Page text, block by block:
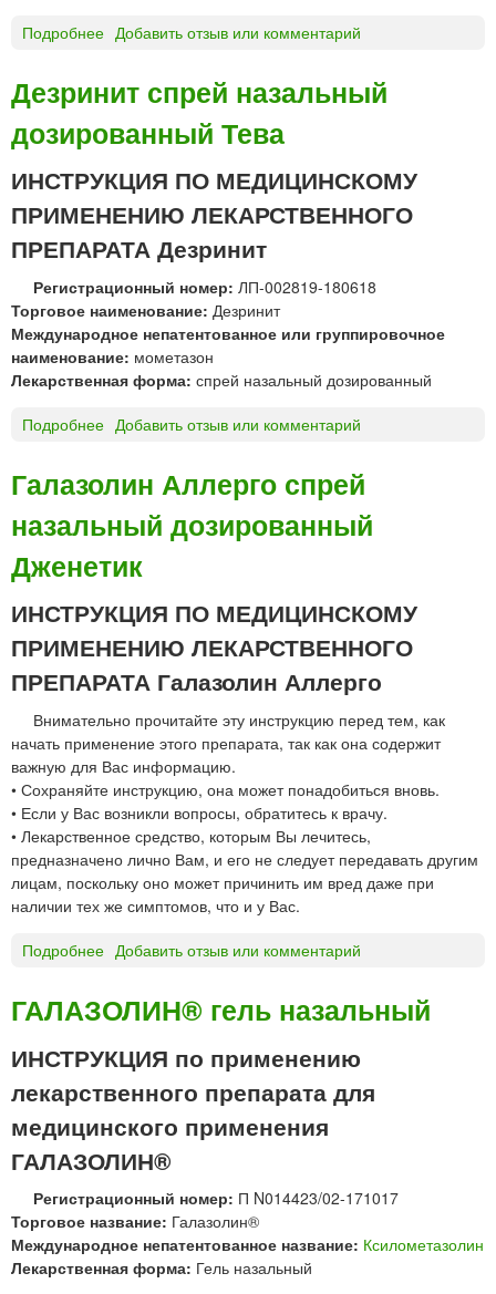
ш
д
л
я
н
г
л
я
ц
и
й
Подробнее
Я
Н
О
С
®
с
п
р
е
й
н
а
з
ы
й
,
к
п
л
и
н
з
а
л
ь
н
ы
е
д
л
т
й
Добавить отзыв или комментарий
Дезринит спрей назальный
дозированный Тева
ИНСТРУКЦИЯ ПО МЕДИЦИНСКОМУ
ПРИМЕНЕНИЮ ЛЕКАРСТВЕННОГО
ПРЕПАРАТА Дезринит
Регистрационный номер: ЛП-002819-180618
Торговое наименование: Дезринит
Международное непатентованное или группировочное
наименование: мометазон
Лекарственная форма: спрей назальный дозированный
Подробнее
з
р
и
н
т
п
р
й
н
а
з
а
л
ь
н
ы
з
и
р
о
в
а
н
й
е
Добавить отзыв или комментарий
Галазолин Аллерго спрей
назальный дозированный
Дженетик
ИНСТРУКЦИЯ ПО МЕДИЦИНСКОМУ
ПРИМЕНЕНИЮ ЛЕКАРСТВЕННОГО
ПРЕПАРАТА Галазолин Аллерго
Внимательно прочитайте эту инструкцию перед тем, как
начать применение этого препарата, так как она содержит
важную для Вас информацию.
• Сохраняйте инструкцию, она может понадобиться вновь.
• Если у Вас возникли вопросы, обратитесь к врачу.
• Лекарственное средство, которым Вы лечитесь,
предназначено лично Вам, и его не следует передавать другим
лицам, поскольку оно может причинить им вред даже при
наличии тех же симптомов, что и у Вас.
Подробнее
л
з
о
и
н
л
л
е
р
Добавить отзыв или комментарий
ГАЛАЗОЛИН® гель назальный
ИНСТРУКЦИЯ по применению
лекарственного препарата для
медицинского применения
ГАЛАЗОЛИН®
Регистрационный номер: П N014423/02-171017
Торговое название: Галазолин®
Международное непатентованное название: Ксилометазолин
Лекарственная форма: Гель назальный